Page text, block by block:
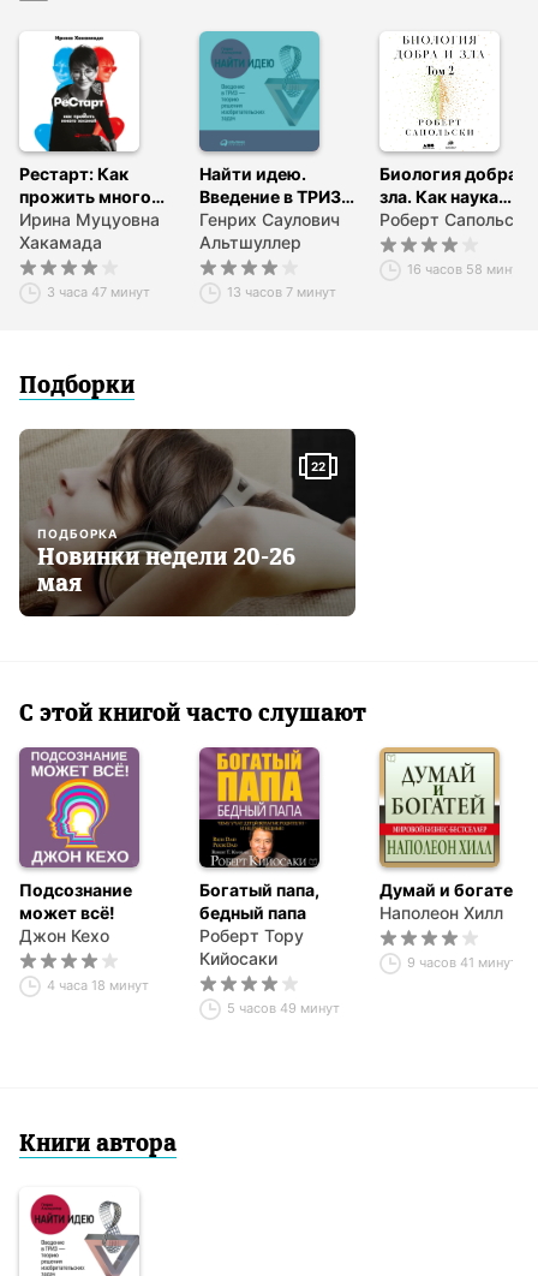
Рестарт: Как
прожить много
жизней
Ирина Муцуовна
Хакамада
3 часа 47 минут
Найти идею.
Введение в ТРИЗ –
теорию решения
изобретательских
задач
Генрих Саулович
Альтшуллер
13 часов 7 минут
Биология добра и
зла. Как наука
объясняет наши
поступки. Часть 2
Роберт Сапольски
16 часов 58 минут
Подборки
22
ПОДБОРКА
Новинки недели 20-26
мая
С этой книгой часто слушают
Подсознание
может всё!
Джон Кехо
4 часа 18 минут
Богатый папа,
бедный папа
Роберт Тору
Кийосаки
5 часов 49 минут
Думай и богатей
Наполеон Хилл
9 часов 41 минута
Книги автора